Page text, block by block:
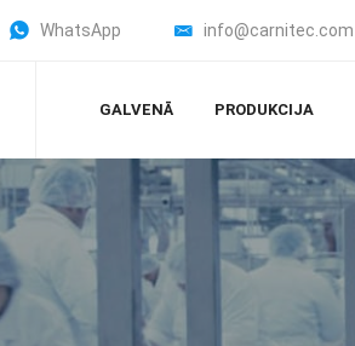
WhatsApp info@carnitec.com
GALVENĀ PRODUKCIJA